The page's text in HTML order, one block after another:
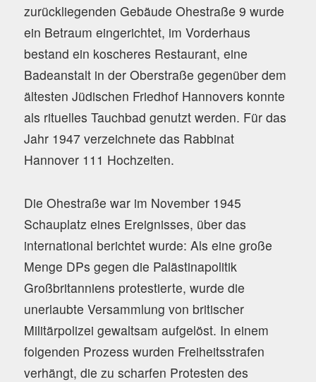
zurückliegenden Gebäude Ohestraße 9 wurde
ein Betraum eingerichtet, im Vorderhaus
bestand ein koscheres Restaurant, eine
Badeanstalt in der Oberstraße gegenüber dem
ältesten Jüdischen Friedhof Hannovers konnte
als rituelles Tauchbad genutzt werden. Für das
Jahr 1947 verzeichnete das Rabbinat
Hannover 111 Hochzeiten.
Die Ohestraße war im November 1945
Schauplatz eines Ereignisses, über das
international berichtet wurde: Als eine große
Menge DPs gegen die Palästinapolitik
Großbritanniens protestierte, wurde die
unerlaubte Versammlung von britischer
Militärpolizei gewaltsam aufgelöst. In einem
folgenden Prozess wurden Freiheitsstrafen
verhängt, die zu scharfen Protesten des